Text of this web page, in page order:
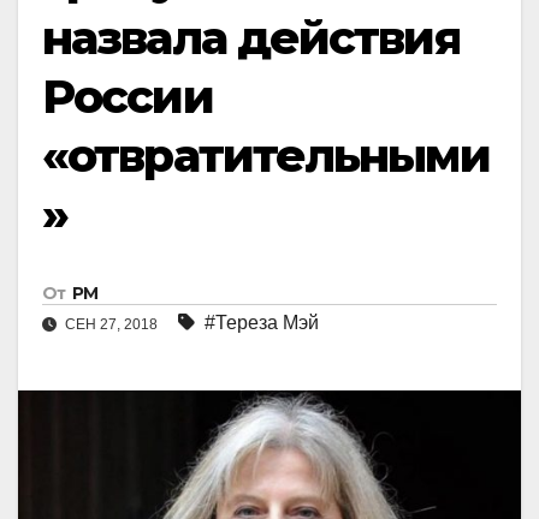
назвала действия
России
«отвратительными
»
От РМ
СЕН 27, 2018 #Тереза Мэй